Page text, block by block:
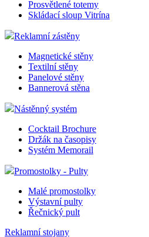
Prosvětlené totemy
Skládací sloup Vitrína
Reklamní zástěny
Magnetické stěny
Textilní stěny
Panelové stěny
Bannerová stěna
Nástěnný systém
Cocktail Brochure
Držák na časopisy
Systém Memorail
Promostolky - Pulty
Malé promostolky
Výstavní pulty
Řečnický pult
Reklamní stojany